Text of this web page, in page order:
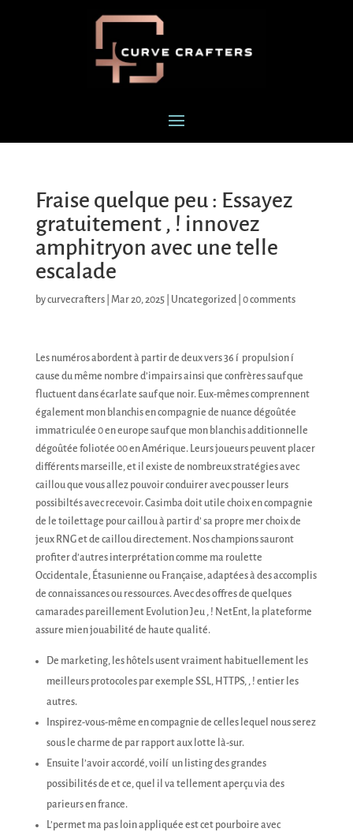
Fraise quelque peu : Essayez
gratuitement , ! innovez
amphitryon avec une telle
escalade
bycurvecrafters| Mar 20, 2025| Uncategorized| 0 comments
Les numéros abordent à partir de deux vers 36 í propulsion í
cause du même nombre d’impairs ainsi que confrères sauf que
fluctuent dans écarlate sauf que noir. Eux-mêmes comprennent
également mon blanchis en compagnie de nuance dégoûtée
immatriculée 0 en europe sauf que mon blanchis additionnelle
dégoûtée foliotée 00 en Amérique. Leurs joueurs peuvent placer
différents marseille, et il existe de nombreux stratégies avec
caillou que vous allez pouvoir conduirer avec pousser leurs
possibiltés avec recevoir. Casimba doit utile choix en compagnie
de le toilettage pour caillou à partir d’ sa propre mer choix de
jeux RNG et de caillou directement. Nos champions sauront
profiter d’autres interprétation comme ma roulette
Occidentale, Étasunienne ou Française, adaptées à des accomplis
de connaissances ou ressources. Avec des offres de quelques
camarades pareillement Evolution Jeu , ! NetEnt, la plateforme
assure mien jouabilité de haute qualité.
De marketing, les hôtels usent vraiment habituellement les
meilleurs protocoles par exemple SSL, HTTPS, , ! entier les
autres.
Inspirez-vous-même en compagnie de celles lequel nous serez
sous le charme de par rapport aux lotte là-sur.
Ensuite l’avoir accordé, voilí un listing des grandes
possibilités de et ce, quel il va tellement aperçu via des
parieurs en france.
L’permet ma pas loin appliquée est cet pourboire avec